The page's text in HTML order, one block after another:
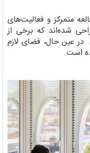
متمرکز و فعالیت‌های
شده‌اند که برخی از
عین حال، فضای لازم
است.